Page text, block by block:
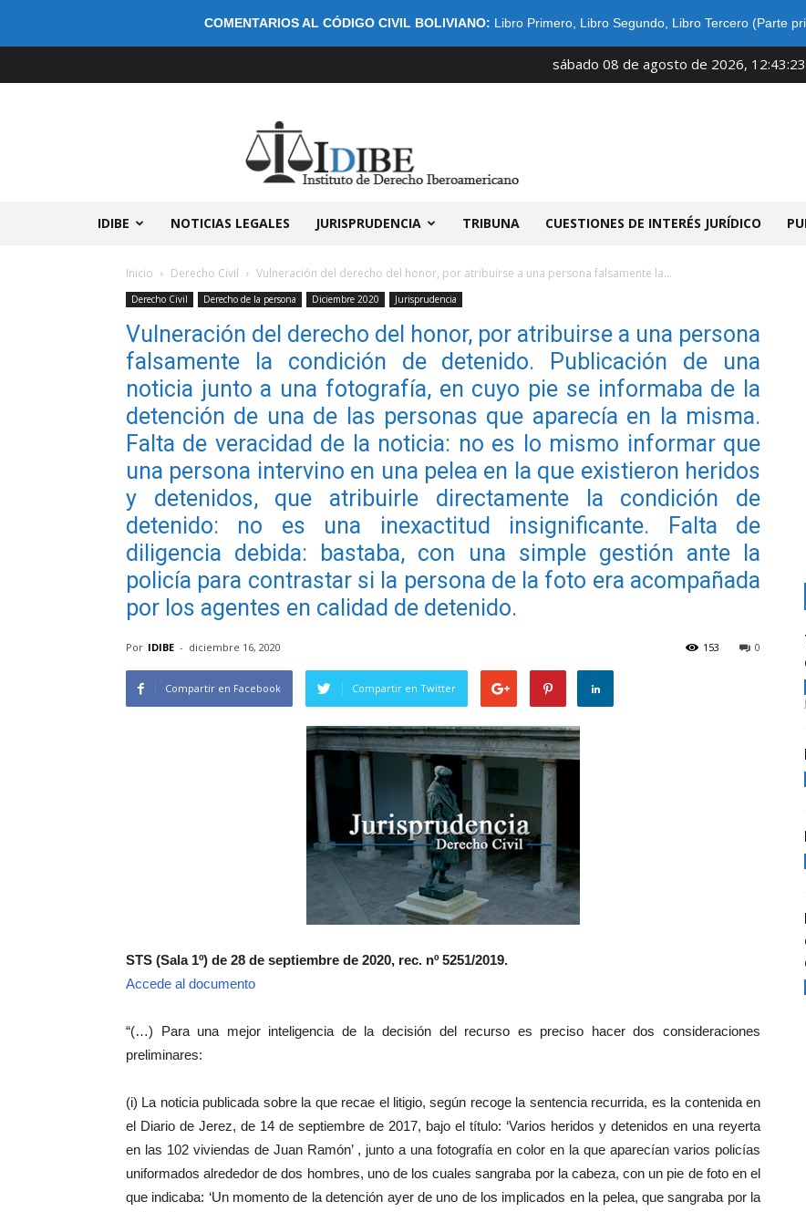
COMENTARIOS AL CÓDIGO CIVIL BOLIVIANO: Libro Primero, Libro Segundo, Libro Tercero (Parte
sábado 08 de agosto de 2026,
IDIBE NOTICIAS LEGALES JURISPRUDENCIA TRIBUNA CUESTIONES DE INTERÉS JURÍDICO
Inicio Derecho Civil Vulneración del derecho del honor, por atribuirse a una persona falsamente la...
Derecho Civil Derecho de la persona Diciembre 2020 Jurisprudencia
Vulneración del derecho del honor, por atribuirse a una persona
falsamente la condición de detenido. Publicación de una
noticia junto a una fotografía, en cuyo pie se informaba de la
detención de una de las personas que aparecía en la misma.
Falta de veracidad de la noticia: no es lo mismo informar que
una persona intervino en una pelea en la que existieron heridos
y detenidos, que atribuirle directamente la condición de
detenido: no es una inexactitud insignificante. Falta de
diligencia debida: bastaba, con una simple gestión ante la
policía para contrastar si la persona de la foto era acompañada
por los agentes en calidad de detenido.
Por IDIBE - diciembre 16, 2020 0
153
Compartir en Facebook Compartir en Twitter
STS (Sala 1º) de 28 de septiembre de 2020, rec. nº 5251/2019.
Accede al documento
“(…) Para una mejor inteligencia de la decisión del recurso es preciso hacer dos consideraciones
preliminares:
(i) La noticia publicada sobre la que recae el litigio, según recoge la sentencia recurrida, es la contenida en
el Diario de Jerez, de 14 de septiembre de 2017, bajo el título: ‘Varios heridos y detenidos en una reyerta
en las 102 viviendas de Juan Ramón’ , junto a una fotografía en color en la que aparecían varios policías
uniformados alrededor de dos hombres, uno de los cuales sangraba por la cabeza, con un pie de foto en el
que indicaba: ‘Un momento de la detención ayer de uno de los implicados en la pelea, que sangraba por la